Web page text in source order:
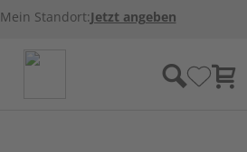
Mein Standort:Jetzt angeben